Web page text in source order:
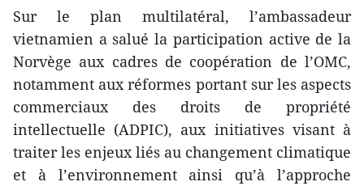
Sur le plan multilatéral, l’ambassadeur
vietnamien a salué la participation active de la
Norvège aux cadres de coopération de l’OMC,
notamment aux réformes portant sur les aspects
commerciaux des droits de propriété
intellectuelle (ADPIC), aux initiatives visant à
traiter les enjeux liés au changement climatique
et à l’environnement ainsi qu’à l’approche